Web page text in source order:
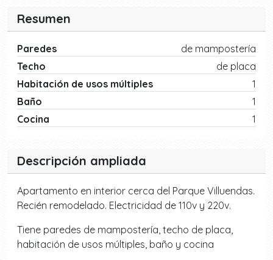
Resumen
Paredes
de mampostería
Techo
de placa
Habitación de usos múltiples
1
Baño
1
Cocina
1
Descripción ampliada
Apartamento en interior cerca del Parque Villuendas.
Recién remodelado. Electricidad de 110v y 220v.
Tiene paredes de mampostería, techo de placa,
habitación de usos múltiples, baño y cocina